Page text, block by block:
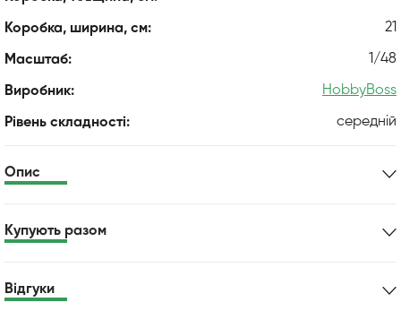
Коробка, ширина, см: 21
Масштаб: 1/48
Виробник: HobbyBoss
Рівень складності: середній
Опис
Купують разом
Відгуки